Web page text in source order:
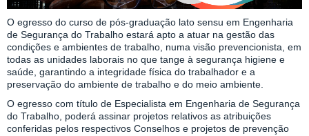
O egresso do curso de pós-graduação lato sensu em Engenharia
de Segurança do Trabalho estará apto a atuar na gestão das
condições e ambientes de trabalho, numa visão prevencionista, em
todas as unidades laborais no que tange à segurança higiene e
saúde, garantindo a integridade física do trabalhador e a
preservação do ambiente de trabalho e do meio ambiente.
O egresso com título de Especialista em Engenharia de Segurança
do Trabalho, poderá assinar projetos relativos as atribuições
conferidas pelos respectivos Conselhos e projetos de prevenção